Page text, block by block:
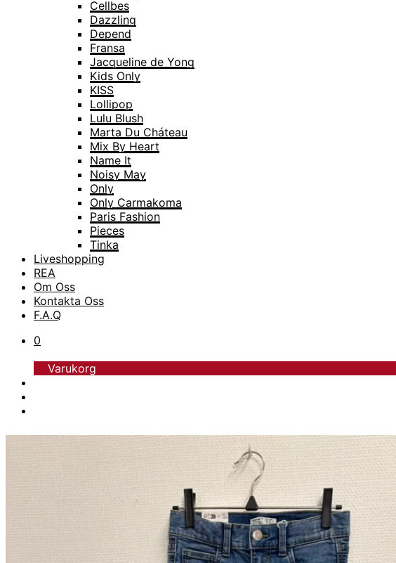
Cellbes
Dazzling
Depend
Fransa
Jacqueline de Yong
Kids Only
KISS
Lollipop
Lulu Blush
Marta Du Cháteau
Mix By Heart
Name It
Noisy May
Only
Only Carmakoma
Paris Fashion
Pieces
Tinka
TopModel
Vero Moda Curve
Liveshopping
REA
Om Oss
Kontakta Oss
F.A.Q
0
Varukorg